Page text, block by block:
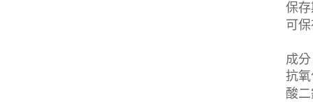
保
可
成
抗
酸